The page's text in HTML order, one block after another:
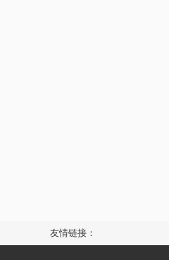
友情链接：